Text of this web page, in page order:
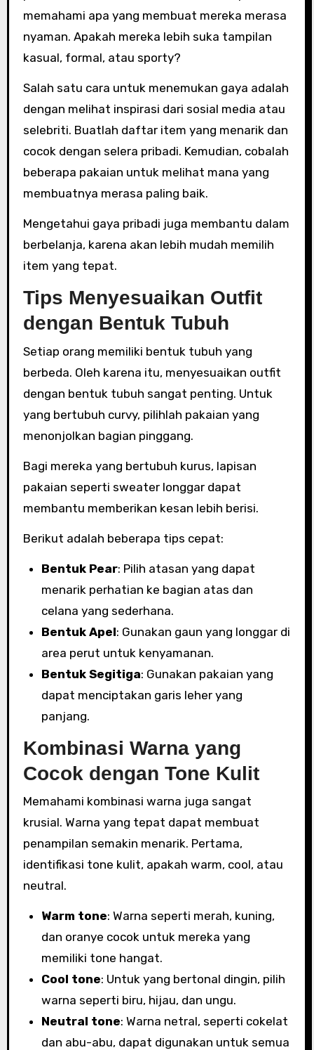
memahami apa yang membuat mereka merasa
nyaman. Apakah mereka lebih suka tampilan
kasual, formal, atau sporty?
Salah satu cara untuk menemukan gaya adalah
dengan melihat inspirasi dari sosial media atau
selebriti. Buatlah daftar item yang menarik dan
cocok dengan selera pribadi. Kemudian, cobalah
beberapa pakaian untuk melihat mana yang
membuatnya merasa paling baik.
Mengetahui gaya pribadi juga membantu dalam
berbelanja, karena akan lebih mudah memilih
item yang tepat.
Tips Menyesuaikan Outfit
dengan Bentuk Tubuh
Setiap orang memiliki bentuk tubuh yang
berbeda. Oleh karena itu, menyesuaikan outfit
dengan bentuk tubuh sangat penting. Untuk
yang bertubuh curvy, pilihlah pakaian yang
menonjolkan bagian pinggang.
Bagi mereka yang bertubuh kurus, lapisan
pakaian seperti sweater longgar dapat
membantu memberikan kesan lebih berisi.
Berikut adalah beberapa tips cepat:
Bentuk Pear: Pilih atasan yang dapat
menarik perhatian ke bagian atas dan
celana yang sederhana.
Bentuk Apel: Gunakan gaun yang longgar di
area perut untuk kenyamanan.
Bentuk Segitiga: Gunakan pakaian yang
dapat menciptakan garis leher yang
panjang.
Kombinasi Warna yang
Cocok dengan Tone Kulit
Memahami kombinasi warna juga sangat
krusial. Warna yang tepat dapat membuat
penampilan semakin menarik. Pertama,
identifikasi tone kulit, apakah warm, cool, atau
neutral.
Warm tone: Warna seperti merah, kuning,
dan oranye cocok untuk mereka yang
memiliki tone hangat.
Cool tone: Untuk yang bertonal dingin, pilih
warna seperti biru, hijau, dan ungu.
Neutral tone: Warna netral, seperti cokelat
dan abu-abu, dapat digunakan untuk semua